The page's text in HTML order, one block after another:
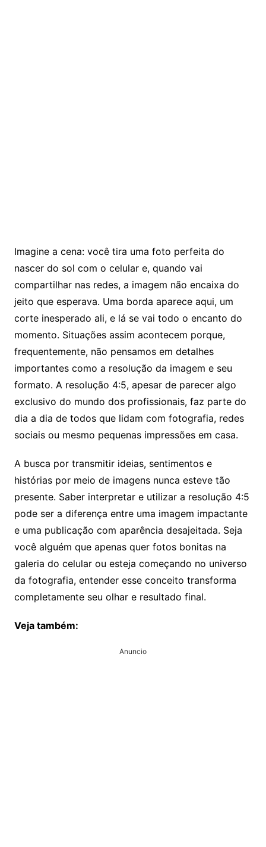
Imagine a cena: você tira uma foto perfeita do
nascer do sol com o celular e, quando vai
compartilhar nas redes, a imagem não encaixa do
jeito que esperava. Uma borda aparece aqui, um
corte inesperado ali, e lá se vai todo o encanto do
momento. Situações assim acontecem porque,
frequentemente, não pensamos em detalhes
importantes como a resolução da imagem e seu
formato. A resolução 4:5, apesar de parecer algo
exclusivo do mundo dos profissionais, faz parte do
dia a dia de todos que lidam com fotografia, redes
sociais ou mesmo pequenas impressões em casa.
A busca por transmitir ideias, sentimentos e
histórias por meio de imagens nunca esteve tão
presente. Saber interpretar e utilizar a resolução 4:5
pode ser a diferença entre uma imagem impactante
e uma publicação com aparência desajeitada. Seja
você alguém que apenas quer fotos bonitas na
galeria do celular ou esteja começando no universo
da fotografia, entender esse conceito transforma
completamente seu olhar e resultado final.
Veja também:
Anuncio